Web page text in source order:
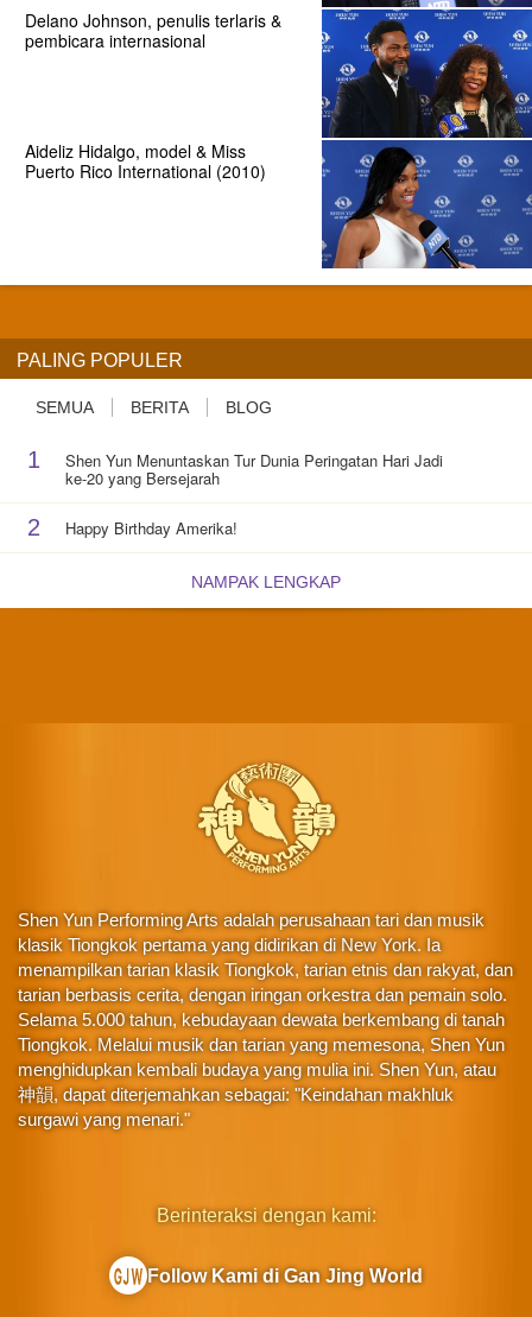
Delano Johnson, penulis terlaris &
pembicara internasional
Aideliz Hidalgo, model & Miss
Puerto Rico International (2010)
PALING POPULER
SEMUA BERITA BLOG
1 Shen Yun Menuntaskan Tur Dunia Peringatan Hari Jadi
ke-20 yang Bersejarah
2 Happy Birthday Amerika!
NAMPAK LENGKAP
Shen Yun Performing Arts adalah perusahaan tari dan musik
klasik Tiongkok pertama yang didirikan di New York. Ia
menampilkan tarian klasik Tiongkok, tarian etnis dan rakyat, dan
tarian berbasis cerita, dengan iringan orkestra dan pemain solo.
Selama 5.000 tahun, kebudayaan dewata berkembang di tanah
Tiongkok. Melalui musik dan tarian yang memesona, Shen Yun
menghidupkan kembali budaya yang mulia ini. Shen Yun, atau
神韻, dapat diterjemahkan sebagai: "Keindahan makhluk
surgawi yang menari."
Berinteraksi dengan kami:
Follow Kami di Gan Jing World